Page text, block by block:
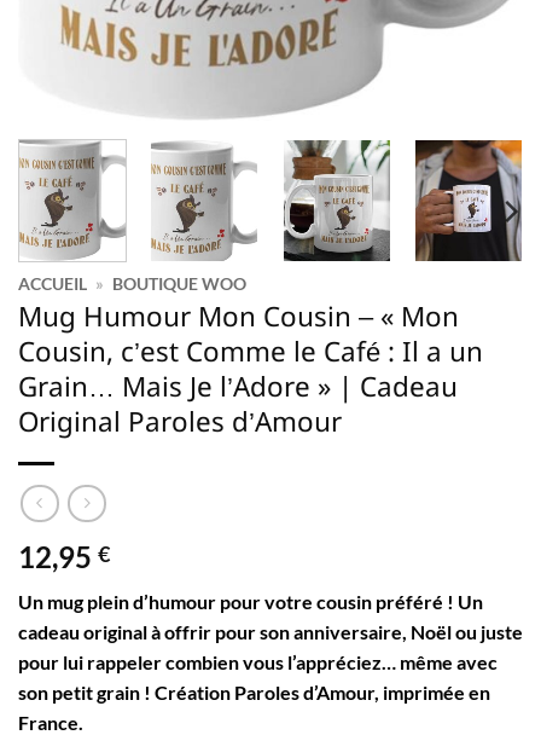
ACCUEIL » BOUTIQUE WOO
Mug Humour Mon Cousin – « Mon
Cousin, c’est Comme le Café : Il a un
Grain… Mais Je l’Adore » | Cadeau
Original Paroles d’Amour
12,95 €
Un mug plein d’humour pour votre cousin préféré ! Un
cadeau original à offrir pour son anniversaire, Noël ou juste
pour lui rappeler combien vous l’appréciez… même avec
son petit grain ! Création Paroles d’Amour, imprimée en
France.